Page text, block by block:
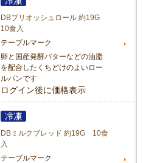
DBブリオッシュロール 約19G
10食入
テーブルマーク
卵と国産発酵バターなどの油脂
を配合したくちどけのよいロー
ルパンです
ログイン後に価格表示
DBミルクブレッド 約19G 10食
入
テーブルマーク